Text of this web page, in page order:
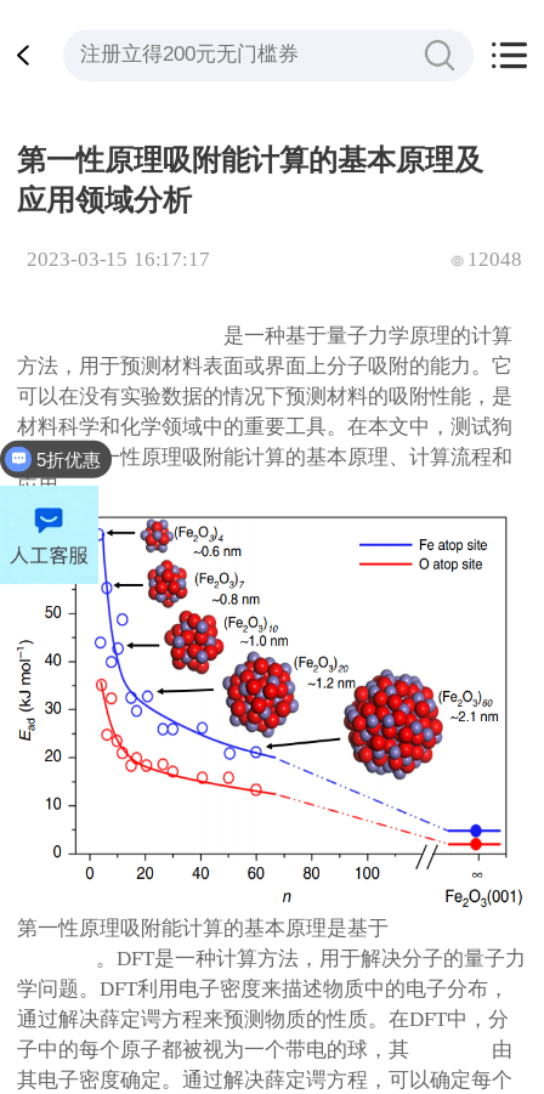
第一性原理吸附能计算的基本原理及
应用领域分析
2023-03-15 16:17:17 12048
是一种基于量子力学原理的计算
方法，用于预测材料表面或界面上分子吸附的能力。它
可以在没有实验数据的情况下预测材料的吸附性能，是
材料科学和化学领域中的重要工具。在本文中，测试狗
将解释第一性原理吸附能计算的基本原理、计算流程和
应用。
第一性原理吸附能计算的基本原理是基于
。DFT是一种计算方法，用于解决分子的量子力
学问题。DFT利用电子密度来描述物质中的电子分布，
通过解决薛定谔方程来预测物质的性质。在DFT中，分
子中的每个原子都被视为一个带电的球，其
由
其电子密度确定。通过解决薛定谔方程，可以确定每个
5折优惠
全平台立减200